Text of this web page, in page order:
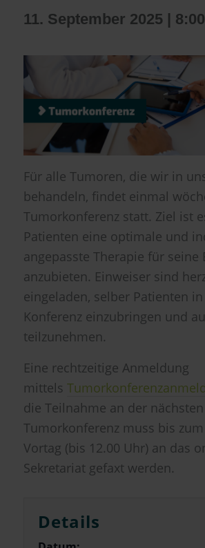
11. September 2025 | 8:00
Für alle Tumoren, die wir in
behandeln, findet einmal
Tumorkonferenz statt. Ziel ist
Patienten eine optimale und
angepasste Therapie für seine
anzubieten. Einweiser sind
eingeladen, selber Patienten
Konferenz einzubringen und
teilzunehmen.
Eine rechtzeitige Anmeldung
mittels
die Teilnahme an der nächsten
Tumorkonferenz muss bis
Vortag (bis 12.00 Uhr) an das
Sekretariat gefaxt werden.
Details